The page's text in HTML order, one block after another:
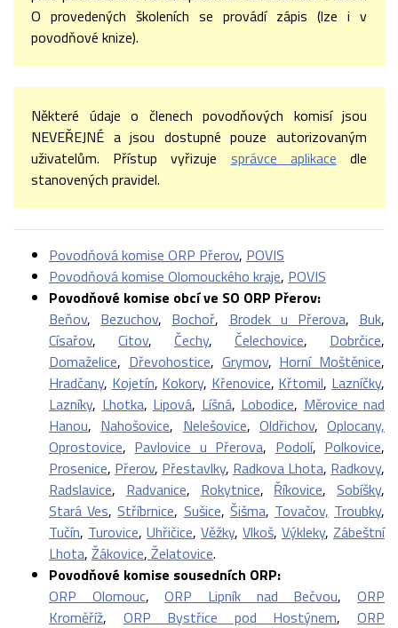
O provedených školeních se provádí zápis (lze i v
povodňové knize).
Některé údaje o členech povodňových komisí jsou
NEVEŘEJNÉ a jsou dostupné pouze autorizovaným
uživatelům. Přístup vyřizuje správce aplikace dle
stanovených pravidel.
Povodňová komise ORP Přerov, POVIS
Povodňová komise Olomouckého kraje, POVIS
Povodňové komise obcí ve SO ORP Přerov:
Beňov, Bezuchov, Bochoř, Brodek u Přerova, Buk,
Císařov, Citov, Čechy, Čelechovice, Dobrčice,
Domaželice, Dřevohostice, Grymov, Horní Moštěnice,
Hradčany, Kojetín, Kokory, Křenovice, Křtomil, Lazníčky,
Lazníky, Lhotka, Lipová, Líšná, Lobodice, Měrovice nad
Hanou, Nahošovice, Nelešovice, Oldřichov, Oplocany,
Oprostovice, Pavlovice u Přerova, Podolí, Polkovice,
Prosenice, Přerov, Přestavlky, Radkova Lhota, Radkovy,
Radslavice, Radvanice, Rokytnice, Říkovice, Sobíšky,
Stará Ves,Stříbrnice, Sušice, Šišma, Tovačov, Troubky,
Tučín, Turovice, Uhřičice, Věžky, Vlkoš, Výkleky, Zábeštní
Lhota, Žákovice, Želatovice.
Povodňové komise sousedních ORP:
ORP Olomouc,ORP Lipník nad Bečvou,ORP
Kroměříž, ORP Bystřice pod Hostýnem,ORP